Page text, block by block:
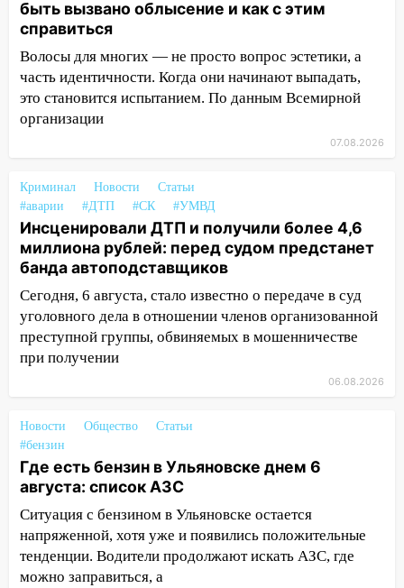
51-летний мужчина
09:50
застрял в тепловозе
09:44 Ульяновские спасатели помогли
юному велосипедисту на улице
велосипеда
07:18 В Ульяновск идет
тридцатиградусная жара: какая будет
погода в четверг
06:00 Четыре года борьбы: ульяновские
юристы помогли женщине засудить УК
за плесень на стенах
05:00
Кому 6 августа звезды сулят
05.08.2026
22:58 Соцсети: на проспекте Тюленева
ДТП с мотоциклистом
20:22 Мошенники обманули 92-летнюю
жительницу Ульяновской области
19:14
Житель Ульяновской области
быть вызвано облысение и как с этим
справиться
Волосы для многих — не просто вопрос эстетики, а
часть идентичности. Когда они начинают выпадать,
это становится испытанием. По данным Всемирной
организации
07.08.2026
Криминал Новости
Статьи
#аварии
#ДТП #СК #УМВД
Инсценировали ДТП и получили более 4,6
миллиона рублей: перед судом предстанет
банда автоподставщиков
Сегодня, 6 августа, стало известно о передаче в суд
уголовного дела в отношении членов организованной
преступной группы, обвиняемых в мошенничестве
при получении
06.08.2026
Новости Общество
Статьи
#бензин
Где есть бензин в Ульяновске днем 6
августа: список АЗС
Ситуация с бензином в Ульяновске остается
напряженной, хотя уже и появились положительные
тенденции. Водители продолжают искать АЗС, где
можно заправиться, а